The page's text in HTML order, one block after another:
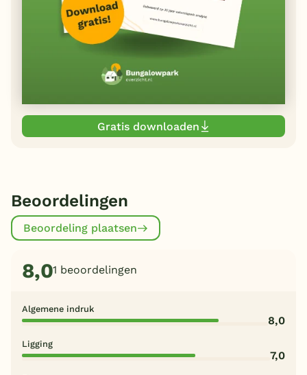
Gratis downloaden
Beoordelingen
Beoordeling plaatsen
8,01 beoordelingen
Algemene indruk
8,0
Ligging
7,0